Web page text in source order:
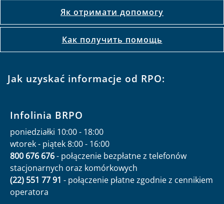
Як отримати допомогу
Как получить помощь
Jak uzyskać informacje od RPO:
Infolinia BRPO
poniedziałki 10:00 - 18:00
wtorek - piątek 8:00 - 16:00
800 676 676- połączenie bezpłatne z telefonów
stacjonarnych oraz komórkowych
(22) 551 77 91 - połączenie płatne zgodnie z cennikiem
operatora